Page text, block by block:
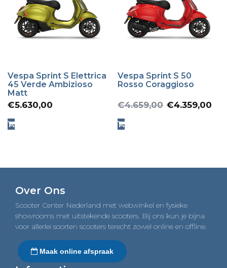
Vespa Sprint S Elettrica
45 Verde Ambizioso
Matt
€5.630,00
Vespa Sprint S 50
Rosso Coraggioso
€4.659,00 €4.359,00
Over Ons
Scooter Center Nederland met webwinkel en fysieke
showrooms met uitstekende scooters. Bij ons kun je bijna
voor allerlei soorten scooters terecht zowel online en offline.
Maak online afspraak